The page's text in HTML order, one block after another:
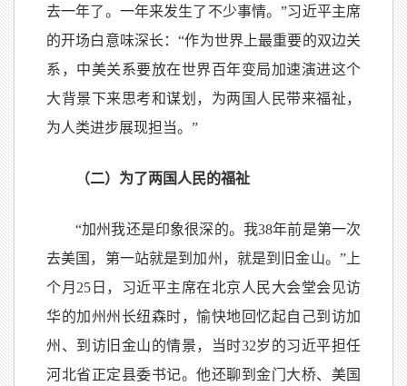
去一年了。一年来发生了不少事情。”习近平主席
的开场白意味深长：“作为世界上最重要的双边关
系，中美关系要放在世界百年变局加速演进这个
大背景下来思考和谋划，为两国人民带来福祉，
为人类进步展现担当。”
（二）为了两国人民的福祉
“加州我还是印象很深的。我38年前是第一次
去美国，第一站就是到加州，就是到旧金山。”上
个月25日，习近平主席在北京人民大会堂会见访
华的加州州长纽森时，愉快地回忆起自己到访加
州、到访旧金山的情景，当时32岁的习近平担任
河北省正定县委书记。他还聊到金门大桥、美国